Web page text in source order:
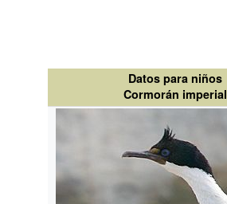
Datos para niños
Cormorán imperial